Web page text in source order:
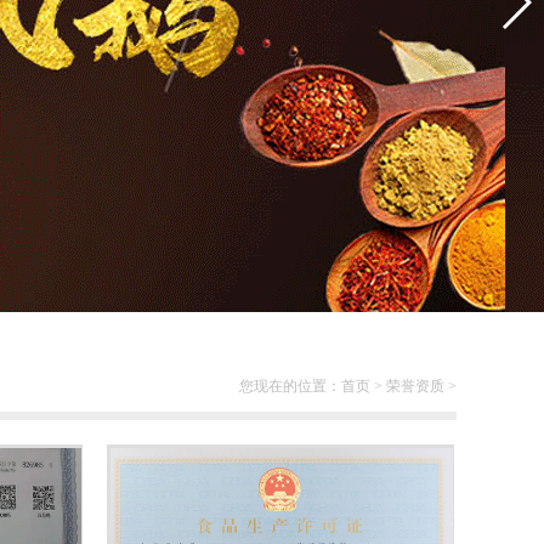
您现在的位置： 首页 > 荣誉资质 >